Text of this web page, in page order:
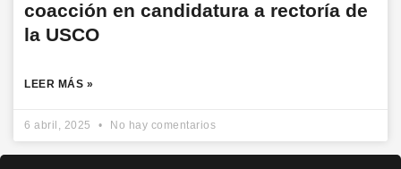
coacción en candidatura a rectoría de
la USCO
LEER MÁS »
6 abril, 2025 No hay comentarios